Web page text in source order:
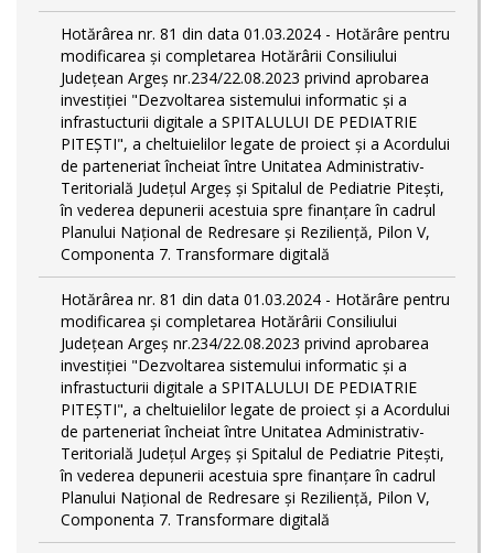
Hotărârea nr. 81 din data 01.03.2024 - Hotărâre pentru
modificarea și completarea Hotărârii Consiliului
Județean Argeș nr.234/22.08.2023 privind aprobarea
investiției "Dezvoltarea sistemului informatic și a
infrastucturii digitale a SPITALULUI DE PEDIATRIE
PITEŞTI", a cheltuielilor legate de proiect și a Acordului
de parteneriat încheiat între Unitatea Administrativ-
Teritorială Județul Argeș și Spitalul de Pediatrie Pitești,
în vederea depunerii acestuia spre finanțare în cadrul
Planului Național de Redresare și Reziliență, Pilon V,
Componenta 7. Transformare digitală
Hotărârea nr. 81 din data 01.03.2024 - Hotărâre pentru
modificarea și completarea Hotărârii Consiliului
Județean Argeș nr.234/22.08.2023 privind aprobarea
investiției "Dezvoltarea sistemului informatic și a
infrastucturii digitale a SPITALULUI DE PEDIATRIE
PITEŞTI", a cheltuielilor legate de proiect și a Acordului
de parteneriat încheiat între Unitatea Administrativ-
Teritorială Județul Argeș și Spitalul de Pediatrie Pitești,
în vederea depunerii acestuia spre finanțare în cadrul
Planului Național de Redresare și Reziliență, Pilon V,
Componenta 7. Transformare digitală